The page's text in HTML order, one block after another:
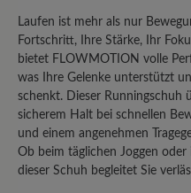
telefonisch zu ihren
Kundenservice
25. Oktober 2025 13:19
Bewertung mit 5 von
Laufen ist mehr als nur
Fortschritt, Ihre Stärke, Ihr
bietet FLOWMOTION volle
was Ihre Gelenke unterstützt
schenkt. Dieser Runningschuh
sicherem Halt bei schnellen
und einem angenehmen
Ob beim täglichen Joggen
dieser Schuh begleitet Sie